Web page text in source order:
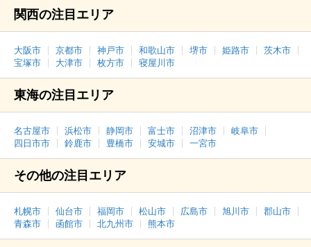
関西の注目エリア
大阪市 京都市 神戸市 和歌山市 堺市 姫路市
茨木市
宝塚市
大津市 枚方市 寝屋川市
東海の注目エリア
名古屋市 浜松市 静岡市 富士市 沼津市
岐阜市
四日市市
鈴鹿市 豊橋市 安城市 一宮市
その他の注目エリア
札幌市 仙台市 福岡市 松山市 広島市 旭川市
郡山市
青森市
函館市 北九州市 熊本市